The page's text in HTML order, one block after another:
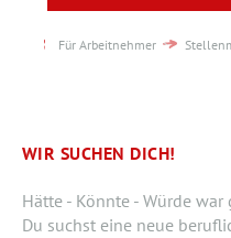
Für Arbeitnehmer
WIR SUCHEN DICH!
Hätte - Könnte - Würde
Du suchst eine neue